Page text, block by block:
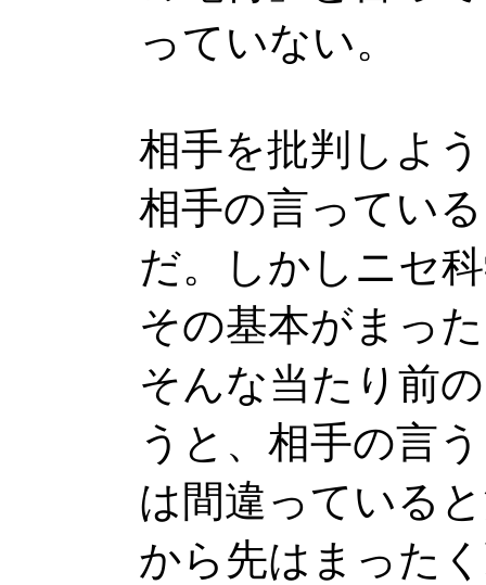
っていない。
相手を批判しよ
相手の言ってい
だ。しかしニセ
その基本がまっ
そんな当たり前
うと、相手の言
は間違っている
から先はまった